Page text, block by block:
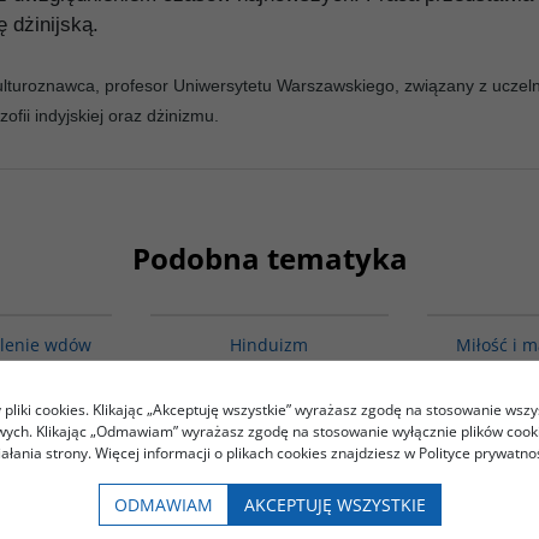
dżinijską.
profesor Uniwersytetu Warszawskiego, związany z
indyjskiej oraz dżinizmu.
Podobna tematyka
wdów
w
Hinduizm
22.00
ZOBACZ
Miłość i
cookies. Klikając „Akceptuję wszystkie” wyrażasz zgodę na stosowanie
Klikając „Odmawiam” wyrażasz zgodę na stosowanie wyłącznie plików
strony. Więcej informacji o plikach cookies znajdziesz w Polityce
ODMAWIAM AKCEPTUJĘ WSZYSTKIE